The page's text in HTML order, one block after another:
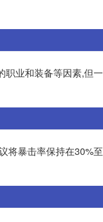
业和装备等因素,但
将暴击率保持在30%